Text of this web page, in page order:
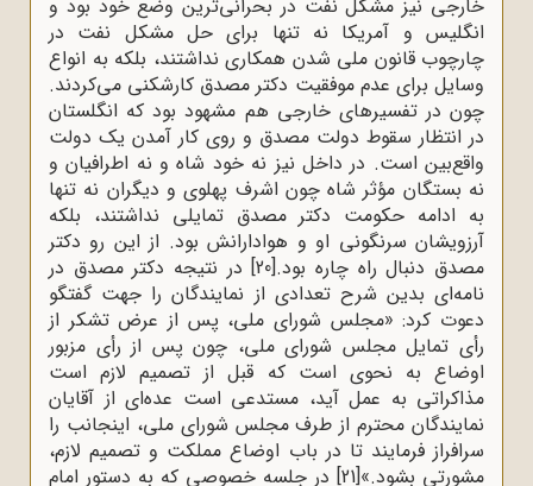
خارجی نیز مشکل نفت در بحرانی‌ترین وضع خود بود و
انگلیس و آمریکا نه تنها برای حل مشکل نفت در
چارچوب قانون ملی شدن همکاری نداشتند، بلکه به انواع
وسایل برای عدم موفقیت دکتر مصدق کارشکنی می‌کردند.
چون در تفسیرهای خارجی هم مشهود بود که انگلستان
در انتظار سقوط دولت مصدق و روی کار آمدن یک دولت
واقع‌بین است. در داخل نیز نه خود شاه و نه اطرافیان و
نه بستگان مؤثر شاه چون اشرف پهلوی و دیگران نه تنها
به ادامه حکومت دکتر مصدق تمایلی نداشتند، بلکه
آرزویشان سرنگونی او و هوادارانش بود. از این رو دکتر
مصدق دنبال راه چاره بود.[20]
در نتیجه دکتر مصدق در
نامه‌ای بدین شرح تعدادی از نمایندگان را جهت گفتگو
دعوت کرد: «مجلس شورای ملی، پس از عرض تشکر از
رأی تمایل مجلس شورای ملی، چون پس از رأی مزبور
اوضاع به نحوی است که قبل از تصمیم لازم است
مذاکراتی به عمل آید، مستدعی است عده‌ای از آقایان
نمایندگان محترم از طرف مجلس شورای ملی، اینجانب را
سرافراز فرمایند تا در باب اوضاع مملکت و تصمیم لازم،
مشورتی بشود.»[21]
در جلسه خصوصی که به دستور امام